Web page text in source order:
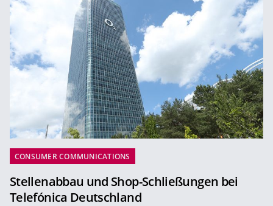
CONSUMER COMMUNICATIONS
Stellenabbau und Shop-Schließungen bei
Telefónica Deutschland